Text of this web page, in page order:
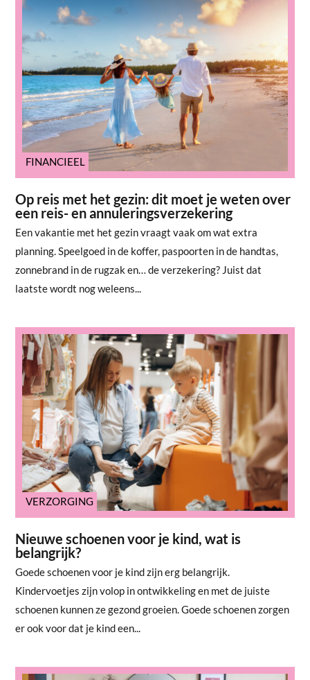
FINANCIEEL
Op reis met het gezin: dit moet je weten over
een reis- en annuleringsverzekering
Een vakantie met het gezin vraagt vaak om wat extra
planning. Speelgoed in de koffer, paspoorten in de handtas,
zonnebrand in de rugzak en… de verzekering? Juist dat
laatste wordt nog weleens...
VERZORGING
Nieuwe schoenen voor je kind, wat is
belangrijk?
Goede schoenen voor je kind zijn erg belangrijk.
Kindervoetjes zijn volop in ontwikkeling en met de juiste
schoenen kunnen ze gezond groeien. Goede schoenen zorgen
er ook voor dat je kind een...